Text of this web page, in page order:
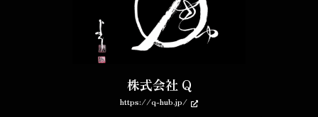
株式会社 Q
https://q-hub.jp/